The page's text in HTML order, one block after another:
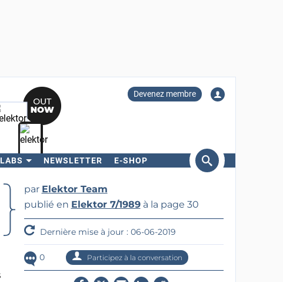
Devenez membre
LABS NEWSLETTER E-SHOP
Rechercher
par Elektor Team
publié en Elektor 7/1989à la page 30
Dernière mise à jour : 06-06-2019
0 Participez à la conversation